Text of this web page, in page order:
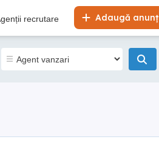
Adaugă anunț
recrutare